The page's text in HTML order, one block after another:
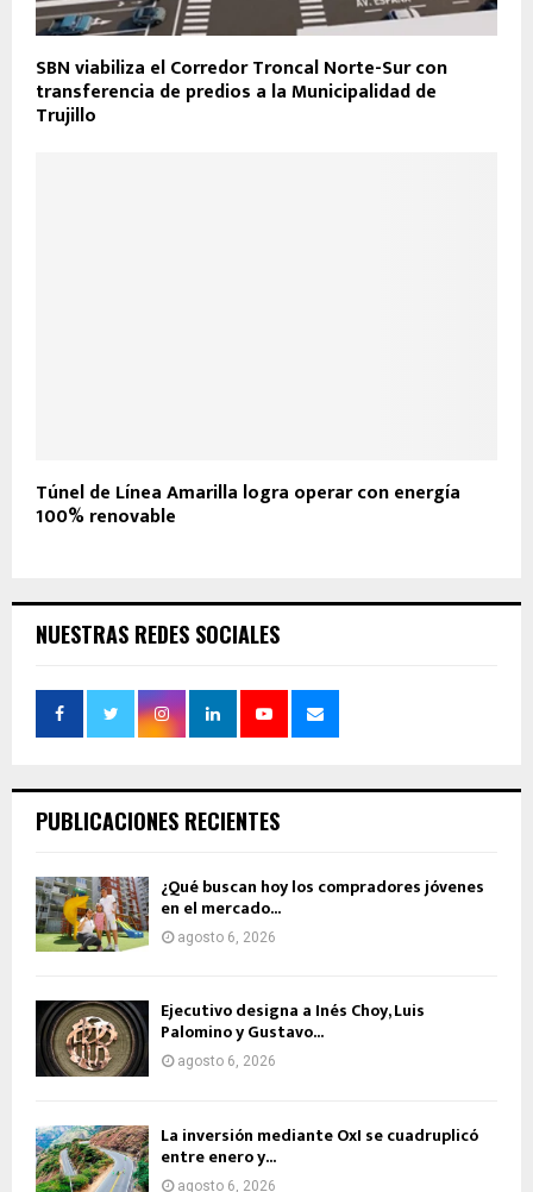
SBN viabiliza el Corredor Troncal Norte-Sur con
transferencia de predios a la Municipalidad de
Trujillo
Túnel de Línea Amarilla logra operar con energía
100% renovable
NUESTRAS REDES SOCIALES
PUBLICACIONES RECIENTES
¿Qué buscan hoy los compradores jóvenes
en el mercado...
agosto 6, 2026
Ejecutivo designa a Inés Choy, Luis
Palomino y Gustavo...
agosto 6, 2026
La inversión mediante OxI se cuadruplicó
entre enero y...
agosto 6, 2026